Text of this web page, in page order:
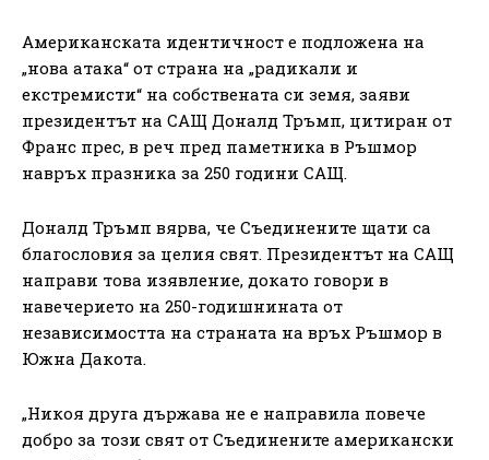
Американската идентичност е подложена на
„нова атака“ от страна на „радикали и
екстремисти“ на собствената си земя, заяви
президентът на САЩ Доналд Тръмп, цитиран от
Франс прес, в реч пред паметника в Ръшмор
навръх празника за 250 години САЩ.
Доналд Тръмп вярва, че Съединените щати са
благословия за целия свят. Президентът на САЩ
направи това изявление, докато говори в
навечерието на 250-годишнината от
независимостта на страната на връх Ръшмор в
Южна Дакота.
„Никоя друга държава не е направила повече
добро за този свят от Съединените американски